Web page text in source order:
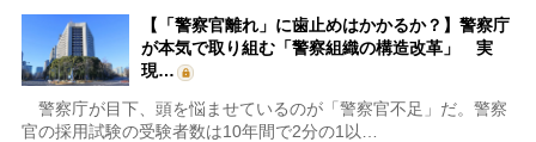
【「警察官離れ」に歯止めはかかるか？】警察庁
が本気で取り組む「警察組織の構造改革」 実
現…
警察庁が目下、頭を悩ませているのが「警察官不足」だ。警察
官の採用試験の受験者数は10年間で2分の1以…